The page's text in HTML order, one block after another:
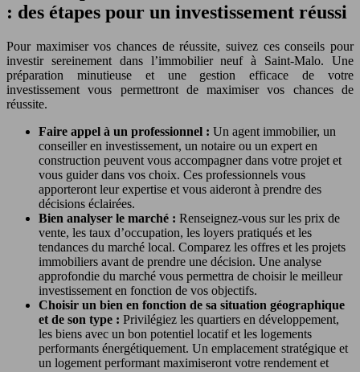
: des étapes pour un investissement réussi
Pour maximiser vos chances de réussite, suivez ces conseils pour
investir sereinement dans l’immobilier neuf à Saint-Malo. Une
préparation minutieuse et une gestion efficace de votre
investissement vous permettront de maximiser vos chances de
réussite.
Faire appel à un professionnel : Un agent immobilier, un
conseiller en investissement, un notaire ou un expert en
construction peuvent vous accompagner dans votre projet et
vous guider dans vos choix. Ces professionnels vous
apporteront leur expertise et vous aideront à prendre des
décisions éclairées.
Bien analyser le marché : Renseignez-vous sur les prix de
vente, les taux d’occupation, les loyers pratiqués et les
tendances du marché local. Comparez les offres et les projets
immobiliers avant de prendre une décision. Une analyse
approfondie du marché vous permettra de choisir le meilleur
investissement en fonction de vos objectifs.
Choisir un bien en fonction de sa situation géographique
et de son type : Privilégiez les quartiers en développement,
les biens avec un bon potentiel locatif et les logements
performants énergétiquement. Un emplacement stratégique et
un logement performant maximiseront votre rendement et